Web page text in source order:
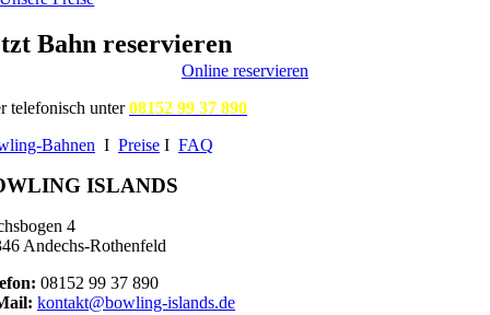
Bahn reservieren
Online reservieren
telefonisch unter08152 99 37 890
Bahnen I Preise I FAQ
ISLANDS
4
Andechs-Rothenfeld
08152 99 37 890
kontakt@bowling-islands.de